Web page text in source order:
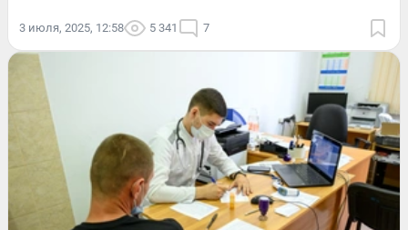
3 июля, 2025, 12:58 5 341 7